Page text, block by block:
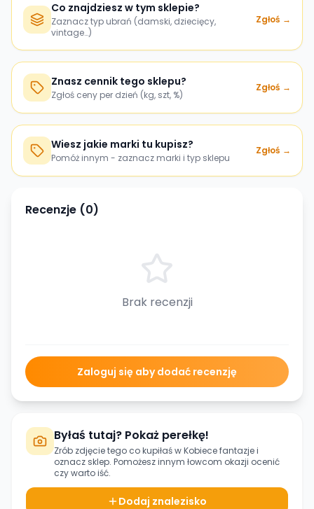
Co znajdziesz w tym sklepie?
Zaznacz typ ubrań (damski, dziecięcy,
vintage…)
Zgłoś →
Znasz cennik tego sklepu?
Zgłoś ceny per dzień (kg, szt, %)
Zgłoś →
Wiesz jakie marki tu kupisz?
Pomóż innym - zaznacz marki i typ sklepu
Zgłoś →
Recenzje (0)
Brak recenzji
Zaloguj się aby dodać recenzję
Byłaś tutaj? Pokaż perełkę!
Zrób zdjęcie tego co kupiłaś wKobiece fantazjei
oznacz sklep. Pomożesz innym łowcom okazji ocenić
czy warto iść.
Dodaj znalezisko